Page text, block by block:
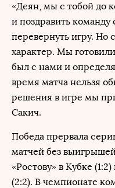
«Деян, мы с тобой до
и поздравить
перевернуть игру. Но
характер. Мы
был с нами и
время матча нельзя
решения в игре мы
Сакич.
Победа прервала
матчей без
«Ростову» в Кубке
(2:2). В чемпионате